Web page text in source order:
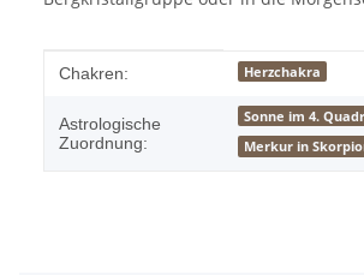
Produkteigenschaft
Wert
Chakren: Herzchakra
Astrologische
Zuordnung:
Sonne im 4.
Merkur in